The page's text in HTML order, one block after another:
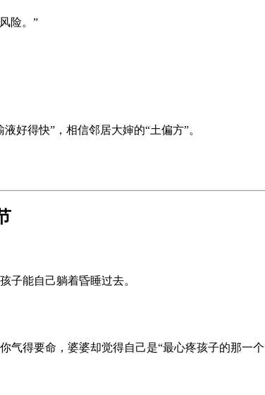
险。”
好得快”，相信邻居大婶的“土偏方”。
子能自己躺着昏睡过去。
气得要命，婆婆却觉得自己是“最心疼孩子的那一